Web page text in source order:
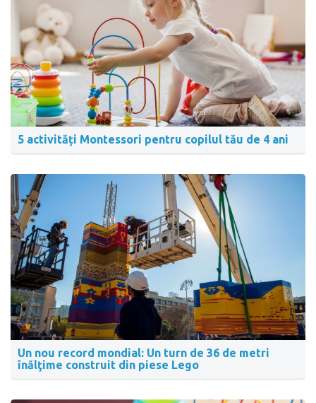
5 activități Montessori pentru copilul tău de 4 ani
Un nou record mondial: Un turn de 36 de metri
înălţime construit din piese Lego